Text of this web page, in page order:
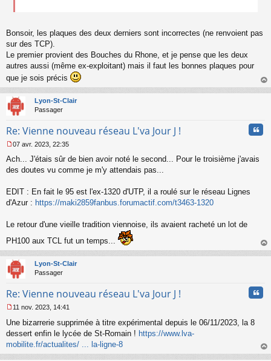
Bonsoir, les plaques des deux derniers sont incorrectes (ne renvoient pas
sur des TCP).
Le premier provient des Bouches du Rhone, et je pense que les deux
autres aussi (même ex-exploitant) mais il faut les bonnes plaques pour
que je sois précis
au
Lyon-St-Clair
Passager
Re: Vienne nouveau réseau L'va Jour J !
e
s
a
g
e
o
l
u
07 avr. 2023, 22:35
Ach... J'étais sûr de bien avoir noté le second... Pour le troisième j'avais
des doutes vu comme je m'y attendais pas...
EDIT : En fait le 95 est l'ex-1320 d'UTP, il a roulé sur le réseau Lignes
d'Azur : https://maki2859fanbus.forumactif.com/t3463-1320
Le retour d'une vieille tradition viennoise, ils avaient racheté un lot de
PH100 aux TCL fut un temps...
au
Lyon-St-Clair
Passager
Re: Vienne nouveau réseau L'va Jour J !
e
s
g
11 nov. 2023, 14:41
Une bizarrerie supprimée à titre expérimental depuis le 06/11/2023, la 8
dessert enfin le lycée de St-Romain ! https://www.lva-
mobilite.fr/actualites/ ... la-ligne-8
au